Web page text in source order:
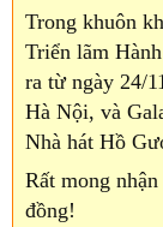
Trong khuôn
Triển lãm
ra từ ngày 24/
Hà Nội, và
Nhà hát Hồ
Rất mong
đồng!